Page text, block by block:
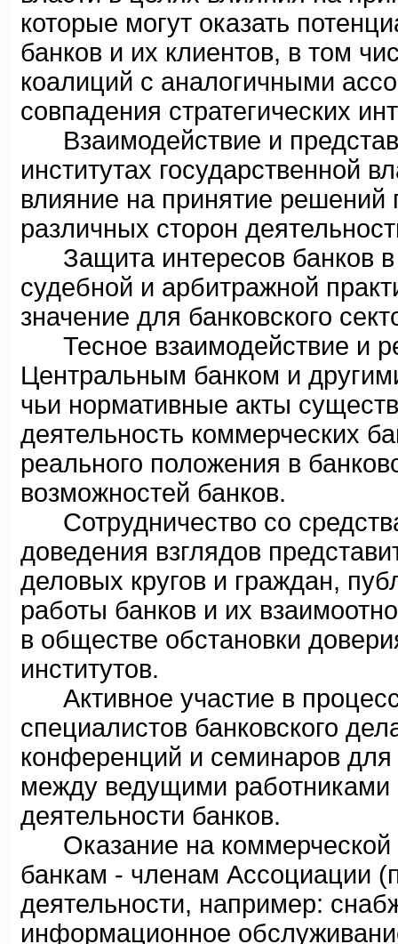
которые могут оказать
банков и их клиентов, в том
коалиций с аналогичными
совпадения стратегических
Взаимодействие и
институтах государственной
влияние на принятие решений
различных сторон
Защита интересов банков в
судебной и арбитражной
значение для банковского
Тесное взаимодействие и
Центральным банком и
чьи нормативные акты
деятельность коммерческих
реального положения в
возможностей банков.
Сотрудничество со
доведения взглядов
деловых кругов и граждан,
работы банков и их
в обществе обстановки
институтов.
Активное участие в
специалистов банковского
конференций и семинаров
между ведущими
деятельности банков.
Оказание на коммерческой
банкам - членам Ассоциации
деятельности, например:
информационное